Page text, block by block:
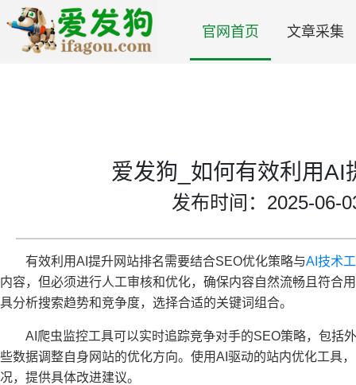
官网首页 文章采集
爱发狗_如何有效利用AI
发布时间：2025-06-
有效利用AI提升网站排名需要结合SEO优化策略与AI技术
内容，但必须进行人工审核和优化，确保内容自然流畅且符合
具分析搜索趋势和竞争度，选择合适的关键词组合。
AI爬虫监控工具可以实时追踪竞争对手的SEO策略，包括
些数据调整自身网站的优化方向。使用AI驱动的站内优化工具
况，提供具体改进建议。